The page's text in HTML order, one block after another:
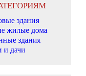
здания
жилые дома
здания
и дачи